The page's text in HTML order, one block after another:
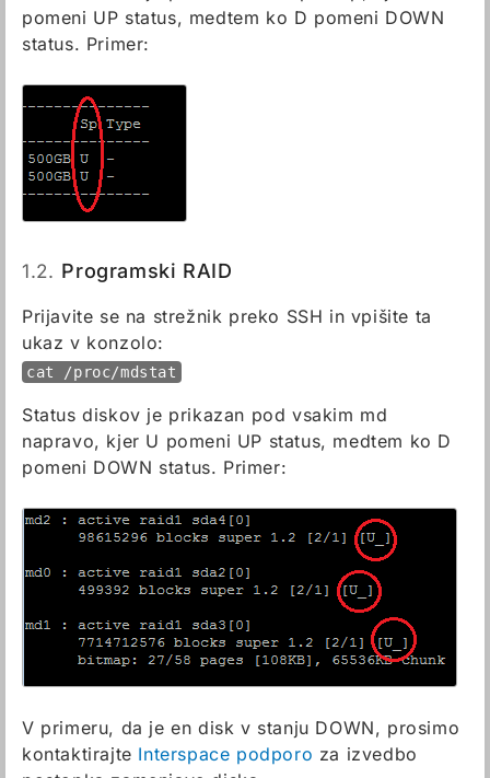
pomeni UP status, medtem ko D pomeni DOWN
status. Primer:
1.2. Programski RAID
Prijavite se na strežnik preko SSH in vpišite ta
ukaz v konzolo:
cat /proc/mdstat
Status diskov je prikazan pod vsakim md
napravo, kjer U pomeni UP status, medtem ko D
pomeni DOWN status. Primer:
V primeru, da je en disk v stanju DOWN, prosimo
kontaktirajte Interspace podporo za izvedbo